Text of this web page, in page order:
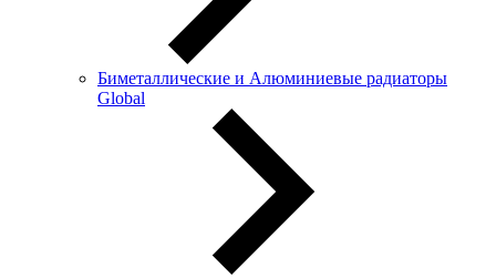
Биметаллические и Алюминиевые радиаторы
Global